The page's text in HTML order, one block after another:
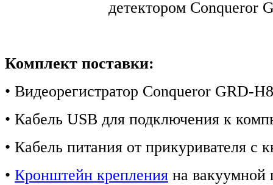
Комплект поставки:
• Видеорегистратор Сonqueror GRD-
• Кабель USB для подключения к
• Кабель питания от прикуривателя с
• Кронштейн крепления на вакуумной